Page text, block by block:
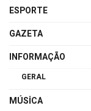
ESPORTE
GAZETA
INFORMAÇÃO
GERAL
MÚSICA